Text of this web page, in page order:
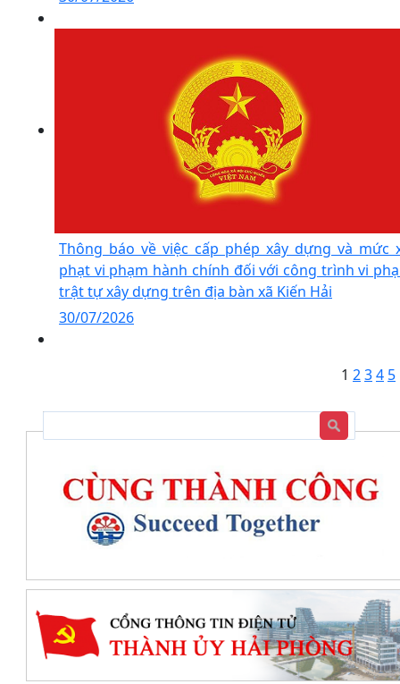
Thông báo về việc cấp phép xây dựng và mức
phạt vi phạm hành chính đối với công trình vi
trật tự xây dựng trên địa bàn xã Kiến Hải
30/07/2026
1 234 5